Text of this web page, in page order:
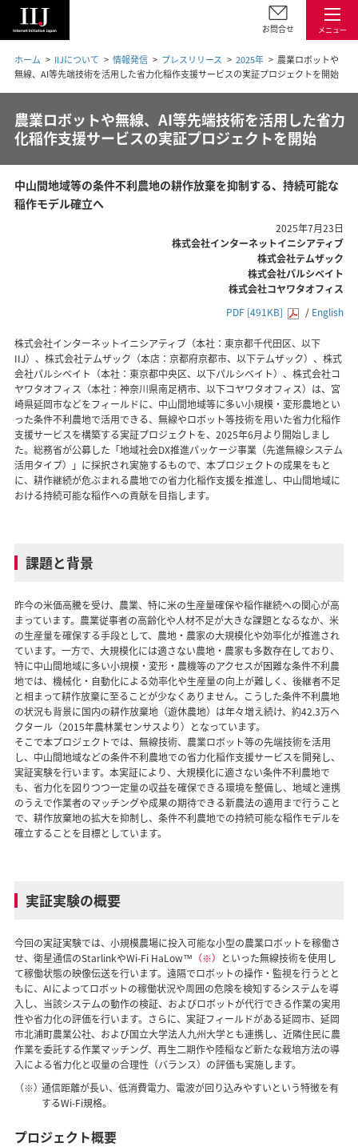
メニュー
お問合せ
ホーム IIJについて 情報発信 プレスリリース 2025年
農業ロボットや
無線、AI等先端技術を活用した省力化稲作支援サービスの実証プロジェクトを開始
農業ロボットや無線、AI等先端技術を活用した省力
化稲作支援サービスの実証プロジェクトを開始
中山間地域等の条件不利農地の耕作放棄を抑制する、持続可能な
稲作モデル確立へ
2025年7月23日
株式会社インターネットイニシアティブ
株式会社テムザック
株式会社パルシベイト
株式会社コヤワタオフィス
PDF [491KB]
/ English
株式会社インターネットイニシアティブ（本社：東京都千代田区、以下
IIJ）、株式会社テムザック（本店：京都府京都市、以下テムザック）、株式
会社パルシベイト（本社：東京都中央区、以下パルシベイト）、株式会社コ
ヤワタオフィス（本社：神奈川県南足柄市、以下コヤワタオフィス）は、宮
崎県延岡市などをフィールドに、中山間地域等に多い小規模・変形農地とい
った条件不利農地で活用できる、無線やロボット等技術を用いた省力化稲作
支援サービスを構築する実証プロジェクトを、2025年6月より開始しまし
た。総務省が公募した「地域社会DX推進パッケージ事業（先進無線システム
活用タイプ）」に採択され実施するもので、本プロジェクトの成果をもと
に、耕作継続が危ぶまれる農地での省力化稲作支援を推進し、中山間地域に
おける持続可能な稲作への貢献を目指します。
課題と背景
昨今の米価高騰を受け、農業、特に米の生産量確保や稲作継続への関心が高
まっています。農業従事者の高齢化や人材不足が大きな課題となるなか、米
の生産量を確保する手段として、農地・農家の大規模化や効率化が推進され
ています。一方で、大規模化には適さない農地・農家も多数存在しており、
特に中山間地域に多い小規模・変形・農機等のアクセスが困難な条件不利農
地では、機械化・自動化による効率化や生産量の向上が難しく、後継者不足
と相まって耕作放棄に至ることが少なくありません。こうした条件不利農地
の状況も背景に国内の耕作放棄地（遊休農地）は年々増え続け、約42.3万ヘ
クタール（2015年農林業センサスより）となっています。
そこで本プロジェクトでは、無線技術、農業ロボット等の先端技術を活用
し、中山間地域などの条件不利農地での省力化稲作支援サービスを開発し、
実証実験を行います。本実証により、大規模化に適さない条件不利農地で
も、省力化を図りつつ一定量の収益を確保できる環境を整備し、地域と連携
のうえで作業者のマッチングや成果の期待できる新農法の適用まで行うこと
で、耕作放棄地の拡大を抑制し、条件不利農地での持続可能な稲作モデルを
確立することを目標としています。
実証実験の概要
今回の実証実験では、小規模農場に投入可能な小型の農業ロボットを稼働さ
せ、衛星通信のStarlinkやWi-Fi HaLow™ （※） といった無線技術を使用し
て稼働状態の映像伝送を行います。遠隔でロボットの操作・監視を行うとと
もに、AIによってロボットの稼働状況や周囲の危険を検知するシステムを導
入し、当該システムの動作の検証、およびロボットが代行できる作業の実用
性や省力化の評価を行います。さらに、実証フィールドがある延岡市、延岡
市北浦町農業公社、および国立大学法人九州大学とも連携し、近隣住民に農
作業を委託する作業マッチング、再生二期作や陸稲など新たな栽培方法の導
入による省力化と収量の合理性（バランス）の評価も実施します。
（※）通信距離が長い、低消費電力、電波が回り込みやすいという特徴を有
するWi-Fi規格。
プロジェクト概要